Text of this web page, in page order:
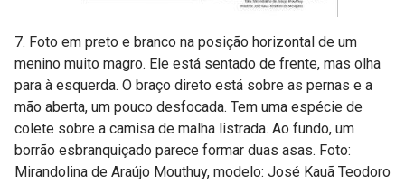
7. Foto em preto e branco na posição horizontal de um
menino muito magro. Ele está sentado de frente, mas olha
para à esquerda. O braço direto está sobre as pernas e a
mão aberta, um pouco desfocada. Tem uma espécie de
colete sobre a camisa de malha listrada. Ao fundo, um
borrão esbranquiçado parece formar duas asas. Foto:
Mirandolina de Araújo Mouthuy, modelo: José Kauã Teodoro